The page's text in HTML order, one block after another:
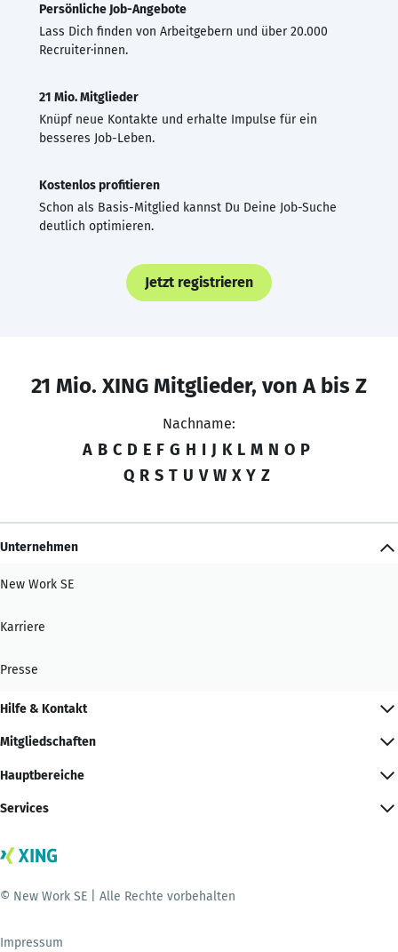
Persönliche Job-Angebote
Lass Dich finden von Arbeitgebern und über 20.000
Recruiter·innen.
21 Mio. Mitglieder
Knüpf neue Kontakte und erhalte Impulse für ein
besseres Job-Leben.
Kostenlos profitieren
Schon als Basis-Mitglied kannst Du Deine Job-Suche
deutlich optimieren.
Jetzt registrieren
21 Mio. XING Mitglieder, von A bis Z
Nachname:
A B C D E F G H I J K L M N O P
Q R S T U V W X Y Z
Unternehmen
New Work SE
Karriere
Presse
Hilfe & Kontakt
Mitgliedschaften
Hauptbereiche
Services
© New Work SE | Alle Rechte vorbehalten
Impressum